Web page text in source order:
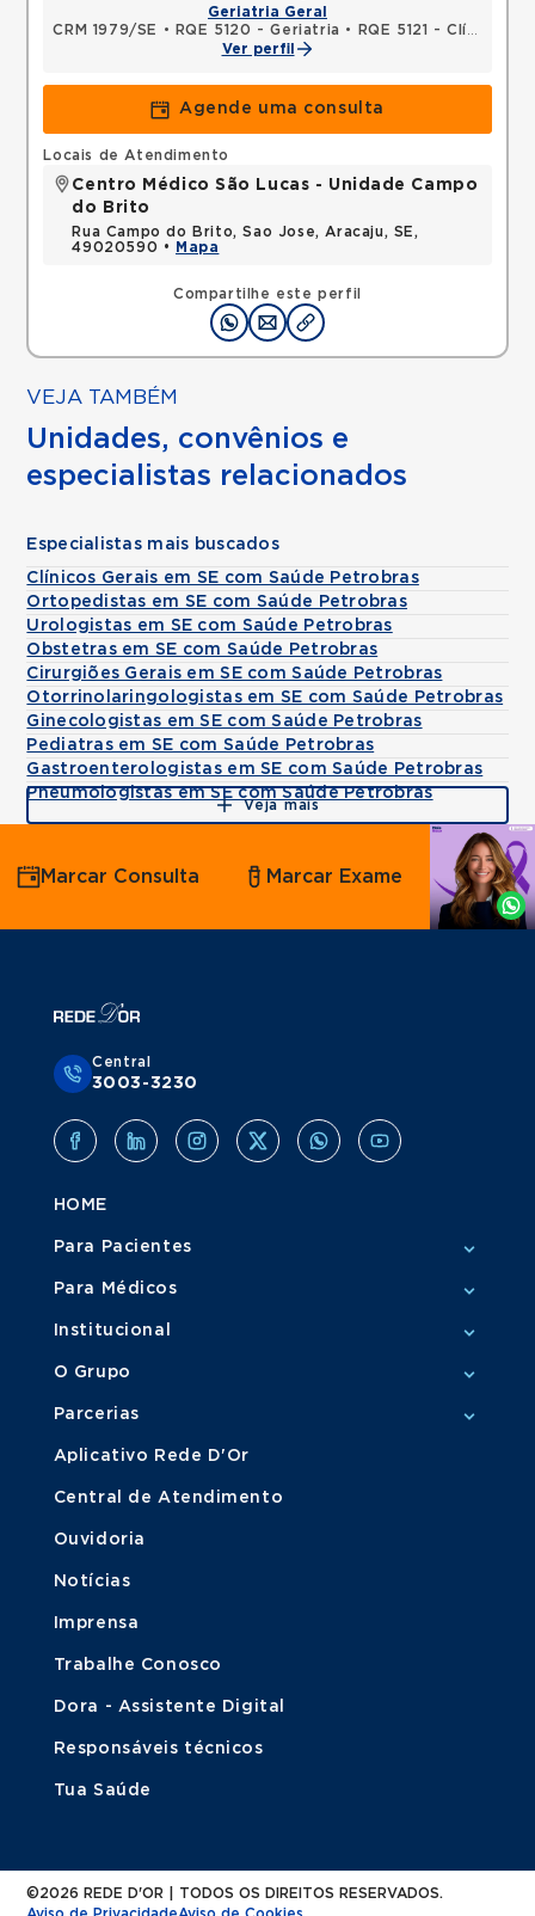
Geriatria Geral
CRM 1979/SE
• RQE 5120 - Geriatria •
RQE 5121 - Clínica médica
Ver perfil
Agende uma consulta
Compartilhe este perfil
Locais de Atendimento
Centro Médico São Lucas - Unidade Campo
do Brito
Rua Campo do Brito, Sao Jose, Aracaju, SE,
49020590 •
Mapa
VEJA TAMBÉM
Unidades, convênios e
especialistas relacionados
Especialistas mais buscados
Clínicos Gerais em SE com Saúde Petrobras
Ortopedistas em SE com Saúde Petrobras
Urologistas em SE com Saúde Petrobras
Obstetras em SE com Saúde Petrobras
Cirurgiões Gerais em SE com Saúde Petrobras
Otorrinolaringologistas em SE com Saúde Petrobras
Ginecologistas em SE com Saúde Petrobras
Pediatras em SE com Saúde Petrobras
Gastroenterologistas em SE com Saúde Petrobras
Pneumologistas em SE com Saúde Petrobras
Veja mais
Agende
por
Whatsapp
Marcar Consulta Marcar Exame
Central
3003-3230
HOME
Para Pacientes
Para Médicos
Institucional
O Grupo
Parcerias
Aplicativo Rede D'Or
Central de Atendimento
Ouvidoria
Notícias
Imprensa
Trabalhe Conosco
Dora - Assistente Digital
Responsáveis técnicos
Tua Saúde
©2026 REDE D'OR | TODOS OS DIREITOS RESERVADOS.